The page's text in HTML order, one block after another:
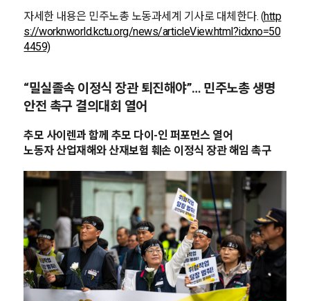
자세한 내용은 민주노총 노동과세계 기사로 대체한다. (http
s://worknworld.kctu.org/news/articleView.html?idxno=50
4459)
“밀실졸속 이정식 장관 퇴진해야”… 민주노총 생명
안전 촉구 결의대회 열어
추모 사이렌과 함께 추모 다이-인 퍼포먼스 열어
노동자 산업재해와 산재보험 훼손 이정식 장관 해임 촉구